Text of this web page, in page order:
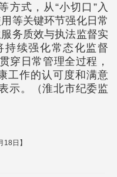
方式，从“小切口”入
等关键环节强化日常
务质效与执法监督实
持续强化常态化监督
穿日常管理全过程，
工作的认可度和满意
示。（淮北市纪委监
日】